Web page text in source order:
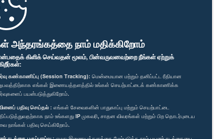
அந்தரங்கத்தை நாம் மதிக்கிறோம்
கிளிக் செய்வதன் மூலம், பின்வருவனவற்றை நீங்கள் ஏற்றுக்
கண்காணிப்பு (Session Tracking): மென்மையான மற்றும் தனிப்பட்ட ரீதியான
எங்கள் இணையத்தளத்தில் உங்கள் செயற்பாட்டைக் கண்காணிக்க
பயன்படுத்துகிறோம்.
பதிவு செய்தல் : எங்கள் சேவைகளின் பாதுகாப்பு மற்றும் செயற்பாட்டை
நாம் உங்களது IP முகவரி, சாதன விவரங்கள் மற்றும் பிற தொடர்புடைய
நாங்கள் பதிவு செய்கிறோம்.